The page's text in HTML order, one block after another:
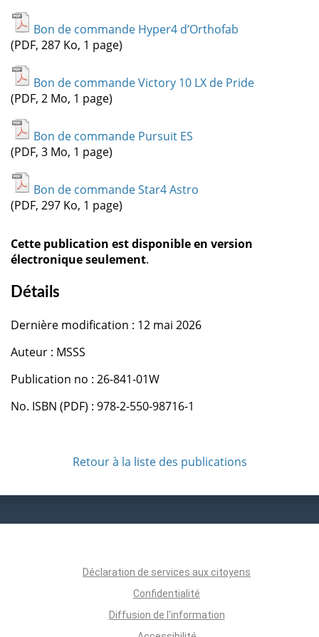
Bon de commande Hyper4 d’Orthofab
(PDF, 287 Ko, 1 page)
Bon de commande Victory 10 LX de Pride
(PDF, 2 Mo, 1 page)
Bon de commande Pursuit ES
(PDF, 3 Mo, 1 page)
Bon de commande Star4 Astro
(PDF, 297 Ko, 1 page)
Cette publication est disponible en version
électronique seulement.
Détails
Dernière modification : 12 mai 2026
Auteur : MSSS
Publication no : 26-841-01W
No. ISBN (PDF) : 978-2-550-98716-1
Retour à la liste des publications
Déclaration de services aux citoyens
Confidentialité
Diffusion de l'information